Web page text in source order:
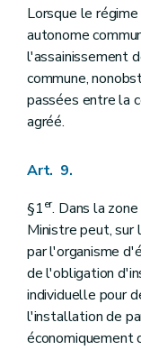
Lorsque le
autonome
l'assainissement
commune,
passées entre la
agréé.
Art. 9.
§1er. Dans la
Ministre peut, sur
par l'organisme
de l'obligation
individuelle pour
l'installation de
économiquement